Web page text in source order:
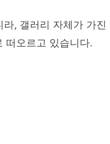
, 갤러리 자체가 가
떠오르고 있습니다.